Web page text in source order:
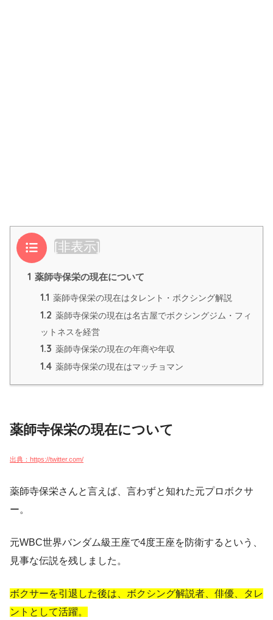
目次 [非表示]
1 薬師寺保栄の現在について
1.1 薬師寺保栄の現在はタレント・ボクシング解説
1.2 薬師寺保栄の現在は名古屋でボクシングジム・フィ
ットネスを経営
1.3 薬師寺保栄の現在の年商や年収
1.4 薬師寺保栄の現在はマッチョマン
薬師寺保栄の現在について
出典：https://twitter.com/
薬師寺保栄さんと言えば、言わずと知れた元プロボクサ
ー。
元WBC世界バンダム級王座で4度王座を防衛するという、
見事な伝説を残しました。
ボクサーを引退した後は、ボクシング解説者、俳優、タレ
ントとして活躍。